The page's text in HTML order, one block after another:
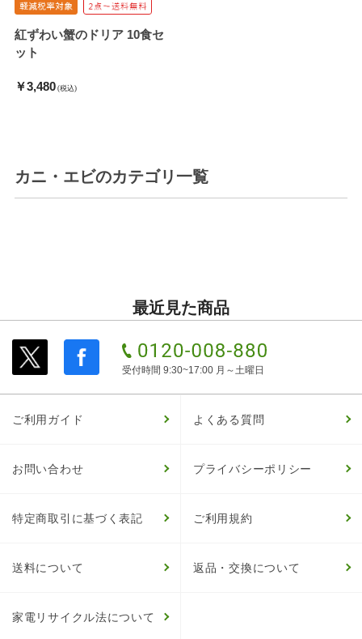
紅ずわい蟹のドリア 10食セ
ット
￥3,480 (税込)
カニ・エビのカテゴリ一覧
最近見た商品
受付時間 9:30~17:00 月～土曜日
ご利用ガイド よくある質問
お問い合わせ プライバシーポリシー
特定商取引に基づく表記 ご利用規約
送料について 返品・交換について
家電リサイクル法について